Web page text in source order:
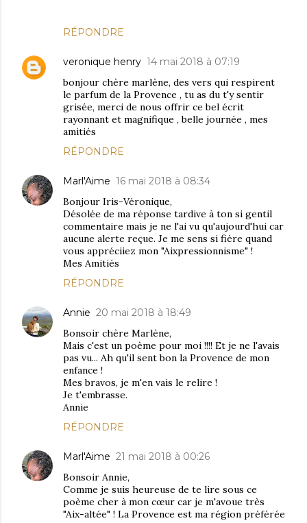
RÉPONDRE
veronique henry 14 mai 2018 à 07:19
bonjour chère marlène, des vers qui respirent
le parfum de la Provence , tu as du t'y sentir
grisée, merci de nous offrir ce bel écrit
rayonnant et magnifique , belle journée , mes
amitiés
RÉPONDRE
Marl'Aime 16 mai 2018 à 08:34
Bonjour Iris-Véronique,
Désolée de ma réponse tardive à ton si gentil
commentaire mais je ne l'ai vu qu'aujourd'hui car
aucune alerte reçue. Je me sens si fière quand
vous appréciiez mon "Aixpressionnisme" !
Mes Amitiés
RÉPONDRE
Annie 20 mai 2018 à 18:49
Bonsoir chère Marlène,
Mais c'est un poème pour moi !!!! Et je ne l'avais
pas vu... Ah qu'il sent bon la Provence de mon
enfance !
Mes bravos, je m'en vais le relire !
Je t'embrasse.
Annie
RÉPONDRE
Marl'Aime 21 mai 2018 à 00:26
Bonsoir Annie,
Comme je suis heureuse de te lire sous ce
poème cher à mon cœur car je m'avoue très
"Aix-altée" ! La Provence est ma région préférée